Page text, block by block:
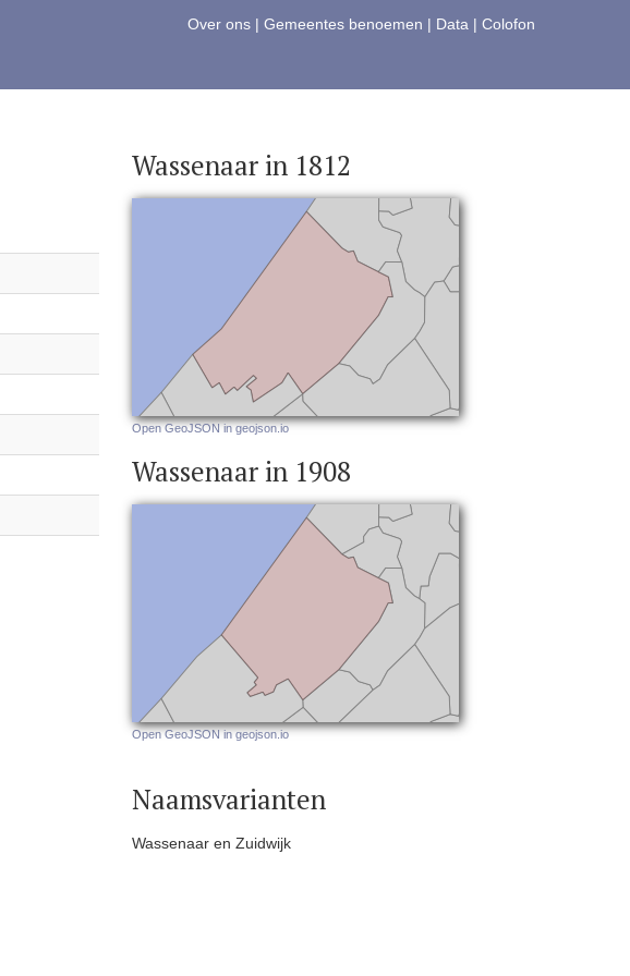
Over ons | Gemeentes benoemen | Data | Colofon
Wassenaar in 1812
Open GeoJSON in geojson.io
Wassenaar in 1908
Open GeoJSON in geojson.io
Naamsvarianten
Wassenaar en Zuidwijk